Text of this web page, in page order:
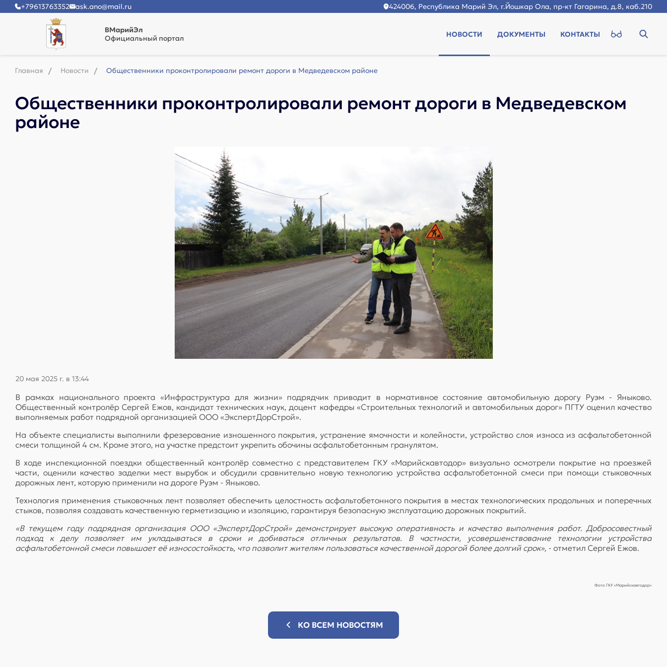
+79613763352 ask.ano@mail.ru 424006, Республика Марий Эл, г.Йошкар Ола, пр-кт Гагарина, д.8, каб.210
ВМарийЭл
Официальный портал
НОВОСТИ ДОКУМЕНТЫ КОНТАКТЫ
Главная Новости Общественники проконтролировали ремонт дороги в Медведевском районе
Общественники проконтролировали ремонт дороги в Медведевском
районе
20 мая 2025 г. в 13:44
В рамках национального проекта «Инфраструктура для жизни» подрядчик приводит в нормативное состояние автомобильную дорогу Руэм - Яныково.
Общественный контролёр Сергей Ежов, кандидат технических наук, доцент кафедры «Строительных технологий и автомобильных дорог» ПГТУ оценил качество
выполняемых работ подрядной организацией ООО «ЭкспертДорСтрой».
На объекте специалисты выполнили фрезерование изношенного покрытия, устранение ямочности и колейности, устройство слоя износа из асфальтобетонной
смеси толщиной 4 см. Кроме этого, на участке предстоит укрепить обочины асфальтобетонным гранулятом.
В ходе инспекционной поездки общественный контролёр совместно с представителем ГКУ «Марийскавтодор» визуально осмотрели покрытие на проезжей
части, оценили качество заделки мест вырубок и обсудили сравнительно новую технологию устройства асфальтобетонной смеси при помощи стыковочных
дорожных лент, которую применили на дороге Руэм - Яныково.
Технология применения стыковочных лент позволяет обеспечить целостность асфальтобетонного покрытия в местах технологических продольных и поперечных
стыков, позволяя создавать качественную герметизацию и изоляцию, гарантируя безопасную эксплуатацию дорожных покрытий.
«В текущем году подрядная организация ООО «ЭкспертДорСтрой» демонстрирует высокую оперативность и качество выполнения работ. Добросовестный
подход к делу позволяет им укладываться в сроки и добиваться отличных результатов. В частности, усовершенствование технологии устройства
асфальтобетонной смеси повышает её износостойкость, что позволит жителям пользоваться качественной дорогой более долгий срок», - отметил Сергей Ежов.
Фото ГКУ «Марийскавтодор»
КО ВСЕМ НОВОСТЯМ